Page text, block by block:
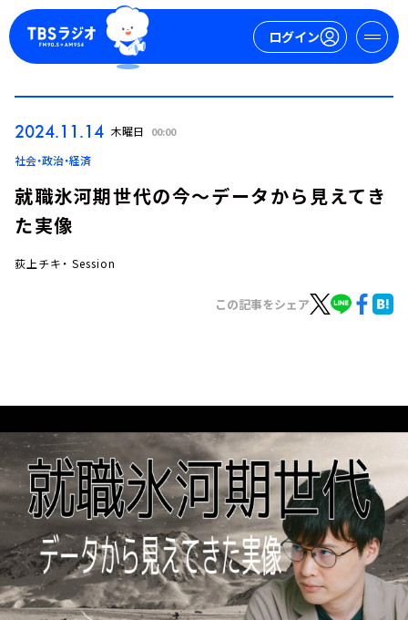
ログイン
イベント・グッズ
YouTube
会社情報
2024.11.14 木曜日 00:00
社会・政治・経済
就職氷河期世代の今～データから見えてき
た実像
荻上チキ・ Session
この記事をシェア